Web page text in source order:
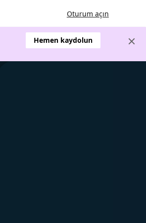
Oturum açın
Hemen kaydolun